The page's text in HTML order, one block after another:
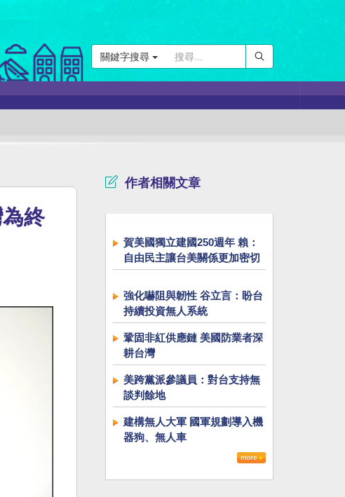
關鍵字搜尋
終
作者相關文章
賀美國獨立建國250週年 賴：
自由民主讓台美關係更加密切
強化嚇阻與韌性 谷立言：盼台
持續投資無人系統
鞏固非紅供應鏈 美國防業者深
耕台灣
美跨黨派參議員：對台支持無
談判餘地
建構無人大軍 國軍規劃導入機
器狗、無人車